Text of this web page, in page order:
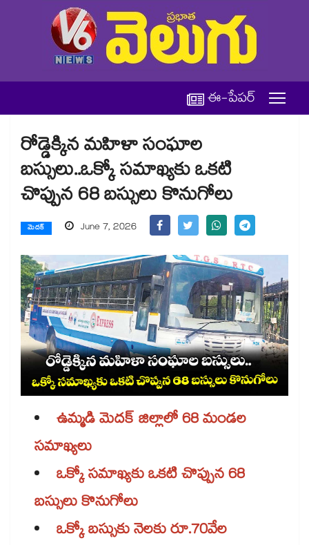
ఈ-పేపర్
రోడ్డెక్కిన మహిళా సంఘాల
బస్సులు..ఒక్కో సమాఖ్యకు ఒకటి
చొప్పున 68 బస్సులు కొనుగోలు
మెదక్ June 7, 2026
ఉమ్మడి మెదక్ జిల్లాలో 68 మండల
సమాఖ్యలు
ఒక్కో సమాఖ్యకు ఒకటి చొప్పున 68
బస్సులు కొనుగోలు
ఒక్కో బస్సుకు నెలకు రూ.70వేల